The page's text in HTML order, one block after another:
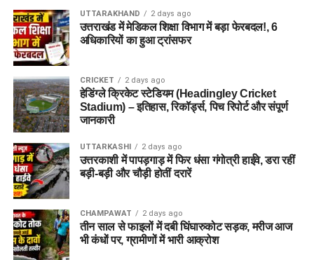
हुआ?
तलाशी के दौरान आरोपी के पास से सेना की वर्दी, बैज, कैप और वॉकी-टॉकी
बरामद किए गए हैं।
हेमकुंड साहिब से लौटते वक्त हुआ दर्दनाक हादसा, बाइक फिसलने
से एक श्रद्धालु की मौत
उत्तराखंड में बिगड़ा रहेगा मौसम, 3 जिलों के लिए ऑरेंज अलर्ट, कई
जगह भारी बारिश का अनुमान
LNS vs ML Dream11 Team Prediction Match 23:
Playing XI, Pitch Report & Fantasy Tips in Hindi
LNS-W vs ML-W Dream11 Prediction Match 23:
Pitch Report, Playing 11 & Fantasy Tips
Dehradun Rojgar Mela 2026: 11 अगस्त को देहरादून में
UTTARAKHAND 2 days ago
उत्तराखंड में मेडिकल शिक्षा विभाग में बड़ा फेरबदल!, 6
अधिकारियों का हुआ ट्रांसफर
CRICKET 2 days ago
हेडिंग्ले क्रिकेट स्टेडियम (Headingley Cricket
Stadium) – इतिहास, रिकॉर्ड्स, पिच रिपोर्ट और संपूर्ण
जानकारी
UTTARKASHI 2 days ago
उत्तरकाशी में पापड़गाड़ में फिर धंसा गंगोत्री हाईवे, डरा रहीं
बड़ी-बड़ी और चौड़ी होतीं दरारें
CHAMPAWAT 2 days ago
तीन साल से फाइलों में दबी घिंघारुकोट सड़क, मरीज आज
भी कंधों पर, ग्रामीणों में भारी आक्रोश